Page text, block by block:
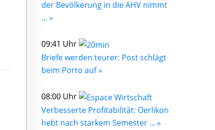
der Bevölkerung in die AHV nimmt
... »
09:41 Uhr
Briefe werden teurer: Post schlägt
beim Porto auf »
08:00 Uhr
Verbesserte Profitabilität: Oerlikon
hebt nach starkem Semester ... »